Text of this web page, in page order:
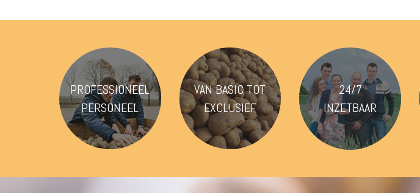
PROFESSIONEEL
PERSONEEL
VAN BASIC TOT
EXCLUSIEF
24/7
INZETBAAR